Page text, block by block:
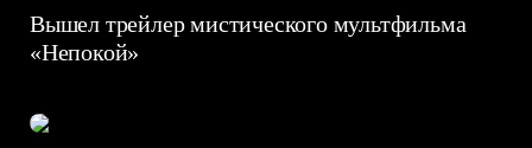
Вышел трейлер мистического мультфильма
«Непокой»